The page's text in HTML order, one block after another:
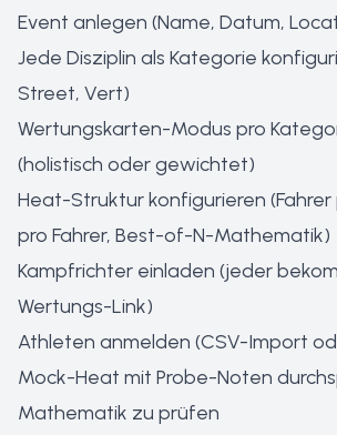
Event anlegen (Name, Datum,
Jede Disziplin als Kategorie
Street, Vert)
Wertungskarten-Modus pro
(holistisch oder gewichtet)
Heat-Struktur konfigurieren (Fahrer
pro Fahrer, Best-of-N-Mathematik)
Kampfrichter einladen (jeder
Wertungs-Link)
Athleten anmelden (CSV-Import
Mock-Heat mit Probe-Noten
Mathematik zu prüfen